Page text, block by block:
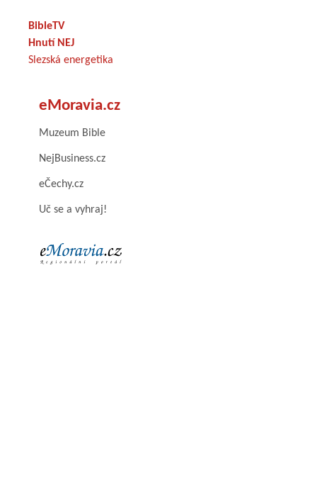
BibleTV
Hnutí NEJ
Slezská energetika
eMoravia.cz
Muzeum Bible
NejBusiness.cz
eČechy.cz
Uč se a vyhraj!